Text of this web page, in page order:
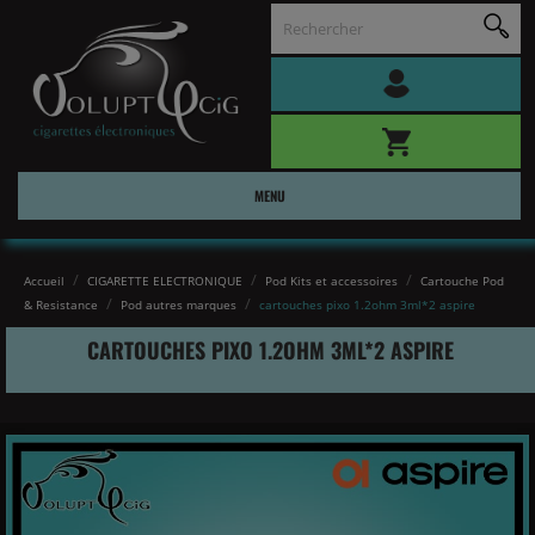
MENU
Accueil CIGARETTE ELECTRONIQUE Pod Kits et accessoires
Cartouche Pod
& Resistance
Pod autres marques cartouches pixo 1.2ohm 3ml*2 aspire
CARTOUCHES PIXO 1.2OHM 3ML*2 ASPIRE